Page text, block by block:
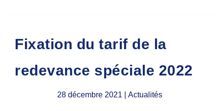
Fixation du tarif de la
redevance spéciale 2022
28 décembre 2021 | Actualités